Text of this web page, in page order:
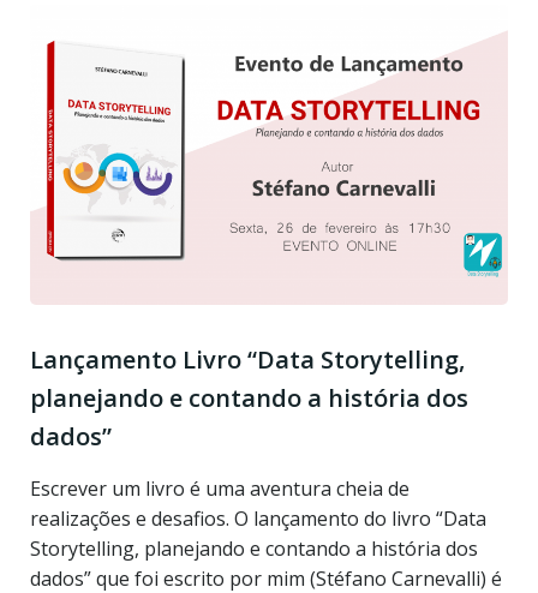
Lançamento Livro “Data Storytelling,
planejando e contando a história dos
dados”
Escrever um livro é uma aventura cheia de
realizações e desafios. O lançamento do livro “Data
Storytelling, planejando e contando a história dos
dados” que foi escrito por mim (Stéfano Carnevalli) é